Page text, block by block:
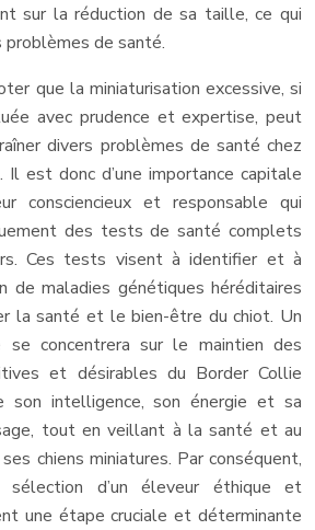
sur la réduction de sa taille, ce qui
de santé.
que la miniaturisation excessive, si
avec prudence et expertise, peut
divers problèmes de santé chez
est donc d’une importance capitale
consciencieux et responsable qui
des tests de santé complets
Ces tests visent à identifier et à
de maladies génétiques héréditaires
la santé et le bien-être du chiot. Un
se concentrera sur le maintien des
et désirables du Border Collie
son intelligence, son énergie et sa
tout en veillant à la santé et au
chiens miniatures. Par conséquent,
d’un éleveur éthique et
une étape cruciale et déterminante